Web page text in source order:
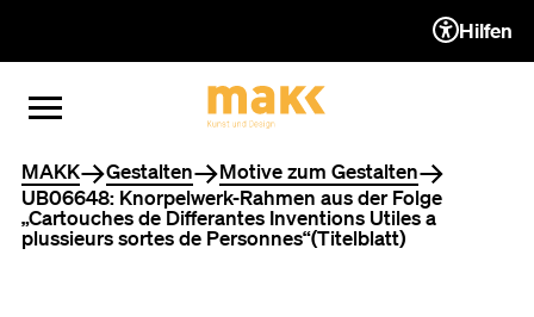
ZUM INHALT (ACCESSKEY 1)
ZUR NAVIGATION
ZUM FOOTER (ACCESSKEY 3)
MENÜ ÖFFNEN
MENÜ SCHLIESSEN
Hilfen
Sie befinden sich hier
MAKK Gestalten
Motive zum Gestalten
UB06648: Knorpelwerk-Rahmen aus der Folge
„Cartouches de Differantes Inventions Utiles a
plussieurs sortes de Personnes“(Titelblatt)